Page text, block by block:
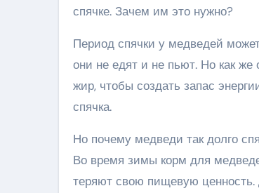
спячке. Зачем им это нужно?
Период спячки у медведей
они не едят и не пьют. Но как
жир, чтобы создать запас
спячка.
Но почему медведи так долго
Во время зимы корм для
теряют свою пищевую